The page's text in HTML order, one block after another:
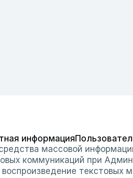
информация
массовой
коммуникаций при
текстовых